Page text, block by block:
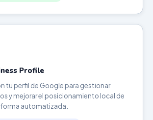
Profile
tu perfil de Google para gestionar
y mejorar el posicionamiento local de
automatizada.